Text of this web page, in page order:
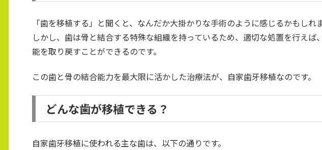
「歯を移植する」と聞くと、なんだか大掛かりな手術のように感じるかもしれ
しかし、歯は骨と結合する特殊な組織を持っているため、適切な処置を行えば
能を取り戻すことができるのです。
この歯と骨の結合能力を最大限に活かした治療法が、自家歯牙移植なのです。
どんな歯が移植できる？
自家歯牙移植に使われる主な歯は、以下の通りです。